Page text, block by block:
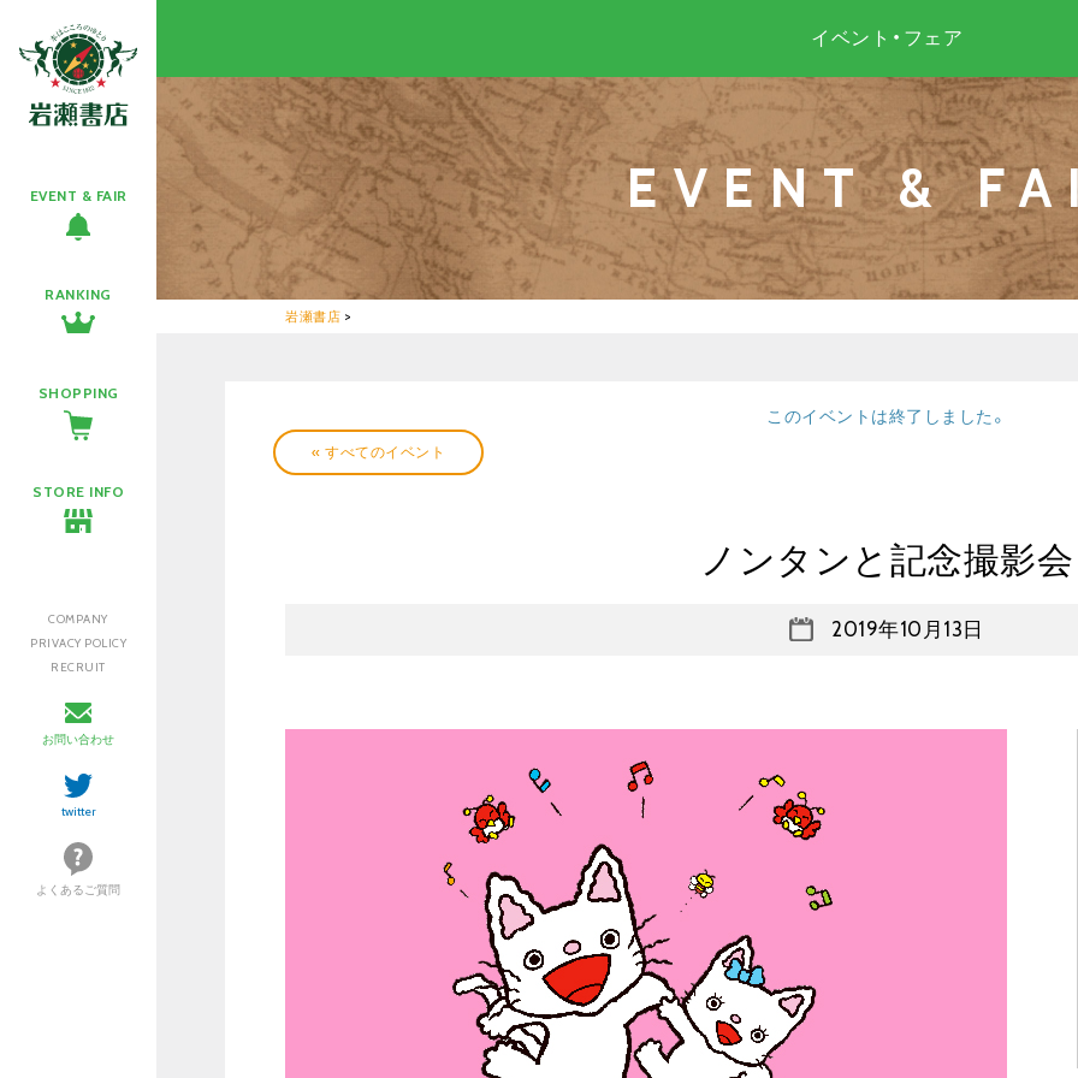
EVENT & FAIR
RANKING
SHOPPING
STORE INFO
COMPANY
PRIVACY POLICY
RECRUIT
お問い合わせ
twitter
よくあるご質問
イベント・フェア
EVENT &
岩瀬書店 >
« すべてのイベント
このイベントは終了しました。
ノンタンと記念撮影会
2019年10月13日